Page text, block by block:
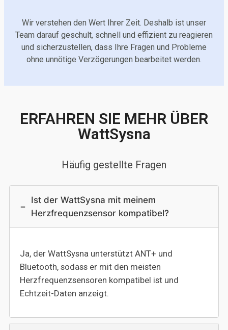
Wir verstehen den Wert Ihrer Zeit. Deshalb ist unser
Team darauf geschult, schnell und effizient zu reagieren
und sicherzustellen, dass Ihre Fragen und Probleme
ohne unnötige Verzögerungen bearbeitet werden.
ERFAHREN SIE MEHR ÜBER
WattSysna
Häufig gestellte Fragen
−
Ist der WattSysna mit meinem
Herzfrequenzsensor kompatibel?
Ja, der WattSysna unterstützt ANT+ und
Bluetooth, sodass er mit den meisten
Herzfrequenzsensoren kompatibel ist und
Echtzeit-Daten anzeigt.